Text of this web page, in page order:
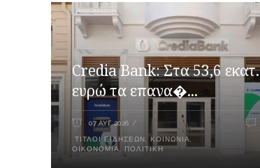
Credia Bank: Στα 53,6 εκατ.
ευρώ τα επανα�...
07 ΑΥΓ 2026
ΤΊΤΛΟΙ ΕΙΔΉΣΕΩΝ ΚΟΙΝΩΝΊΑ
ΟΙΚΟΝΟΜΊΑ
ΠΟΛΙΤΙΚΉ